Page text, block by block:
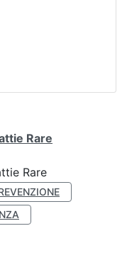
Rare
Rare